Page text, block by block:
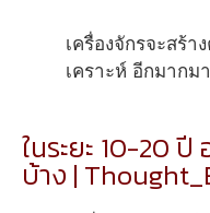
เครื่องจักรจะสร้
เคราะห์ อีกมากม
ในระยะ 10-20 ปี
บ้าง |